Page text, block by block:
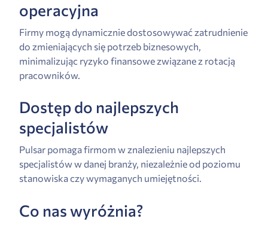
operacyjna
Firmy mogą dynamicznie dostosowywać zatrudnienie
do zmieniających się potrzeb biznesowych,
minimalizując ryzyko finansowe związane z rotacją
pracowników.
Dostęp do najlepszych
specjalistów
Pulsar pomaga firmom w znalezieniu najlepszych
specjalistów w danej branży, niezależnie od poziomu
stanowiska czy wymaganych umiejętności.
Co nas wyróżnia?